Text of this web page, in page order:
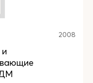
2008